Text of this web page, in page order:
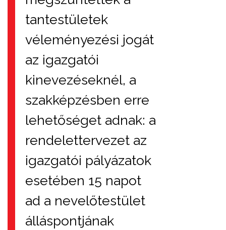
tantestületek
véleményezési jogát
az igazgatói
kinevezéseknél, a
szakképzésben erre
lehetőséget adnak: a
rendelettervezet az
igazgatói pályázatok
esetében 15 napot
ad a nevelőtestület
álláspontjának